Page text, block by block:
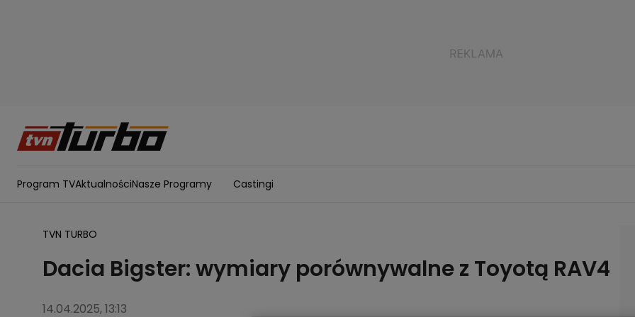
Program TVAktualnościNasze Programy Castingi
TVN TURBO
Dacia Bigster: wymiary porównywalne z Toyotą RAV4
14.04.2025, 13:13